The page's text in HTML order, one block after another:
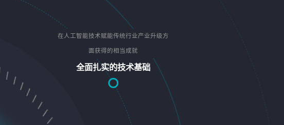
在人工智能技术赋能传统行业产业升级方
面获得的相当成就
全面扎实的技术基础